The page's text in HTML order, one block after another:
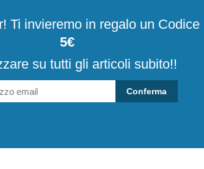
Ti invieremo in regalo un
5€
su tutti gli articoli subito!!
Conferma